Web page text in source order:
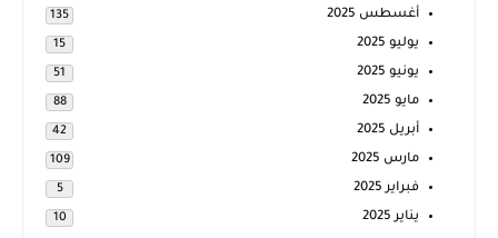
أغسطس 2025 135
يوليو 2025 15
يونيو 2025 51
مايو 2025 88
أبريل 2025 42
مارس 2025 109
فبراير 2025 5
يناير 2025 10